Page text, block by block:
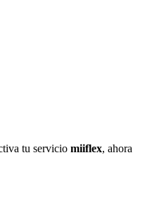
tu servicio miiflex, ahora